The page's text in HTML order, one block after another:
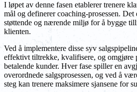
I løpet av denne fasen etablerer trenere
mål og definerer coaching-prosessen.
støttende og nærende miljø for å bygge
klienten.
Ved å implementere disse syv
effektivt tiltrekke, kvalifisere, og omgjøre
betalende kunder. Hver fase spiller en
overordnede salgsprosessen, og ved å
steg kan trenere maksimere sjansene for